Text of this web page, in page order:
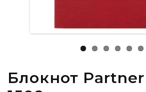
Блокнот Partner